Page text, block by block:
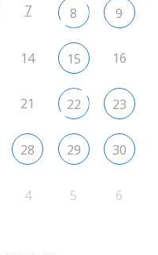
7 8 9
14 15 16
21 22 23
28 29 30
4 5 6